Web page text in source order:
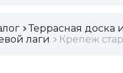
Террасная доска
лаги
Крепеж